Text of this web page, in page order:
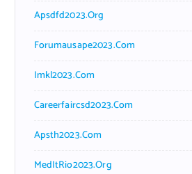
Apsdfd2023.org
Forumausape2023.com
Imkl2023.com
Careerfaircsd2023.com
Apsth2023.com
MedItRio2023.org